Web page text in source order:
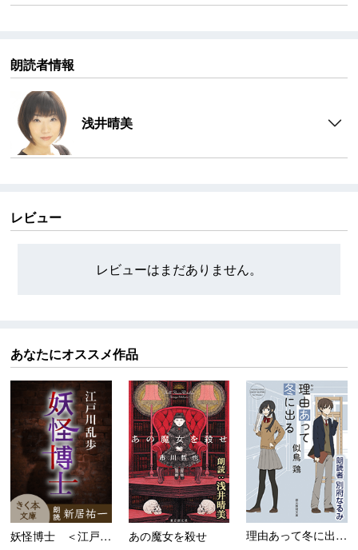
朗読者情報
浅井晴美
レビュー
レビューはまだありません。
あなたにオススメ作品
妖怪博士 ＜江戸川乱歩「名探... あの魔女を殺せ 理由あって冬に出る ＜市立高...